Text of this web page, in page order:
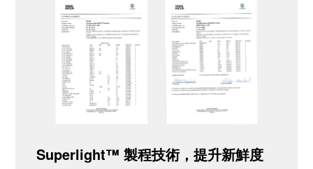
Superlight™ 製程技術，提升新鮮度